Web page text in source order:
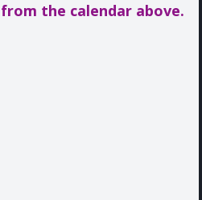
the calendar above.